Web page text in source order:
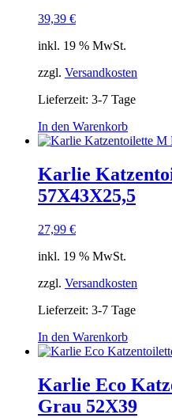
39,39 €
inkl. 19 % MwSt.
zzgl. Versandkosten
Lieferzeit: 3-7 Tage
In den Warenkorb
Karlie
57X43X25,5
27,99 €
inkl. 19 % MwSt.
zzgl. Versandkosten
Lieferzeit: 3-7 Tage
In den Warenkorb
Karlie Eco
Grau 52X39